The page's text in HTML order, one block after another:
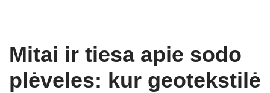
Mitai ir tiesa apie sodo
plėveles: kur geotekstilė